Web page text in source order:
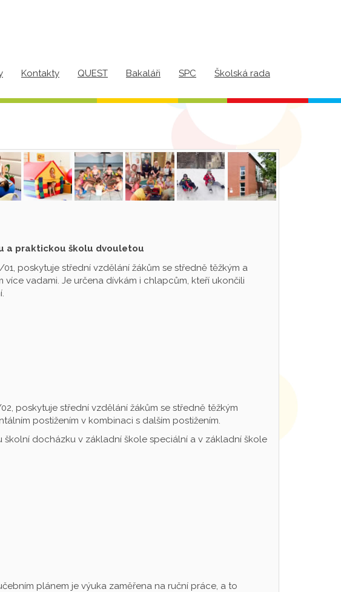
Kontakty QUEST Bakaláři SPC Školská rada
a praktickou školu dvouletou
poskytuje střední vzdělání žákům se středně těžkým a
vadami. Je určena dívkám i chlapcům, kteří ukončili
poskytuje střední vzdělání žákům se středně těžkým
postižením v kombinaci s dalším postižením.
docházku v základní škole speciální a v základní škole
plánem je výuka zaměřena na ruční práce, a to